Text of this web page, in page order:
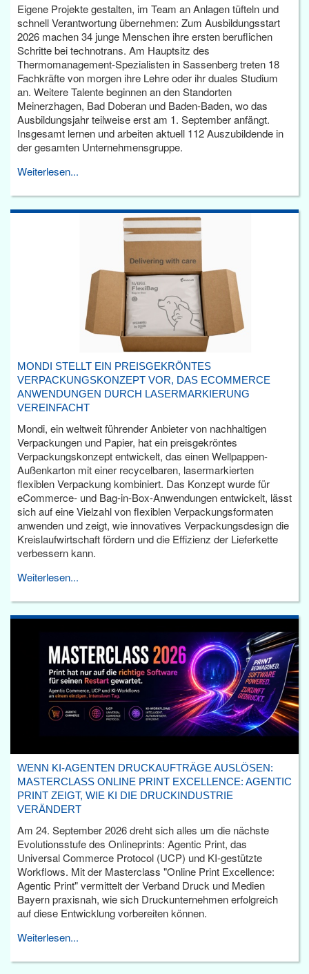
Eigene Projekte gestalten, im Team an Anlagen tüfteln und
schnell Verantwortung übernehmen: Zum Ausbildungsstart
2026 machen 34 junge Menschen ihre ersten beruflichen
Schritte bei technotrans. Am Hauptsitz des
Thermomanagement-Spezialisten in Sassenberg treten 18
Fachkräfte von morgen ihre Lehre oder ihr duales Studium
an. Weitere Talente beginnen an den Standorten
Meinerzhagen, Bad Doberan und Baden-Baden, wo das
Ausbildungsjahr teilweise erst am 1. September anfängt.
Insgesamt lernen und arbeiten aktuell 112 Auszubildende in
der gesamten Unternehmensgruppe.
Weiterlesen...
MONDI STELLT EIN PREISGEKRÖNTES
VERPACKUNGSKONZEPT VOR, DAS ECOMMERCE
ANWENDUNGEN DURCH LASERMARKIERUNG
VEREINFACHT
Mondi, ein weltweit führender Anbieter von nachhaltigen
Verpackungen und Papier, hat ein preisgekröntes
Verpackungskonzept entwickelt, das einen Wellpappen-
Außenkarton mit einer recycelbaren, lasermarkierten
flexiblen Verpackung kombiniert. Das Konzept wurde für
eCommerce- und Bag-in-Box-Anwendungen entwickelt, lässt
sich auf eine Vielzahl von flexiblen Verpackungsformaten
anwenden und zeigt, wie innovatives Verpackungsdesign die
Kreislaufwirtschaft fördern und die Effizienz der Lieferkette
verbessern kann.
Weiterlesen...
WENN KI-AGENTEN DRUCKAUFTRÄGE AUSLÖSEN:
MASTERCLASS ONLINE PRINT EXCELLENCE: AGENTIC
PRINT ZEIGT, WIE KI DIE DRUCKINDUSTRIE
VERÄNDERT
Am 24. September 2026 dreht sich alles um die nächste
Evolutionsstufe des Onlineprints: Agentic Print, das
Universal Commerce Protocol (UCP) und KI-gestützte
Workflows. Mit der Masterclass "Online Print Excellence:
Agentic Print" vermittelt der Verband Druck und Medien
Bayern praxisnah, wie sich Druckunternehmen erfolgreich
auf diese Entwicklung vorbereiten können.
Weiterlesen...